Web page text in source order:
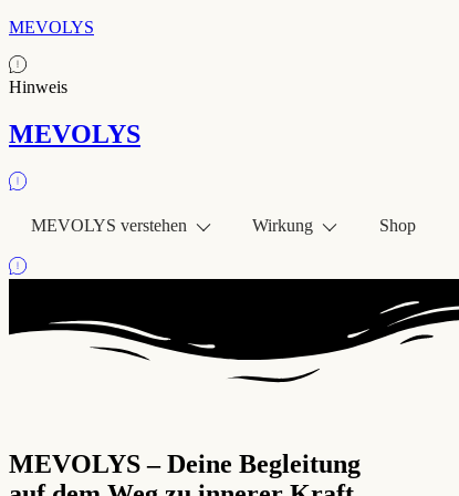
MEVOLYS
Hinweis
MEVOLYS
MEVOLYS verstehen Wirkung Shop
MEVOLYS – Deine Begleitung